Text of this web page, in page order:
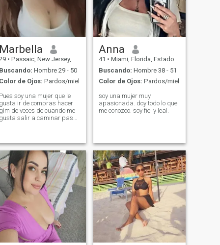
Marbella
• Passaic, New Jersey, Estados Unidos
Buscando: Hombre 29 - 50
Color de Ojos: Pardos/miel
Pues soy una mujer que le
gusta ir de compras hacer
gim de veces de cuando me
gusta salir a caminar pasar
me gusta ir al
karaoke y también me gusta
a citas conocer personas
me gusta escribir
Anna
41 • Miami, Florida, Estados Unidos
Buscando: Hombre 38 - 51
Color de Ojos: Pardos/miel
soy una mujer muy
apasionada. doy todo lo que
me conozco. soy fiel y leal.